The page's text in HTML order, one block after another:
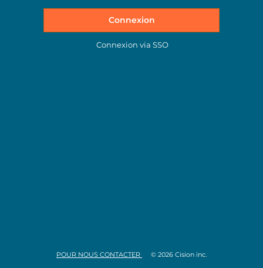
Connexion
Connexion via SSO
POUR NOUS CONTACTER © 2026 Cision inc.